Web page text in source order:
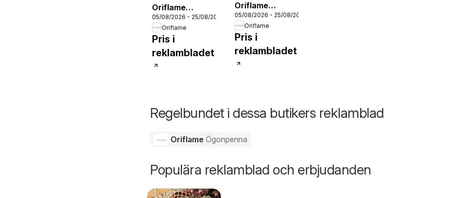
Oriflame
erbjudanden
11/26
05/08/2026 - 25/08/2026
Oriflame
Pris i
reklambladet
Oriflame
erbjudanden
11/26
05/08/2026 - 25/08/2026
Oriflame
Pris i
reklambladet
Regelbundet i dessa butikers reklamblad
Oriflame Ögonpenna
Populära reklamblad och erbjudanden